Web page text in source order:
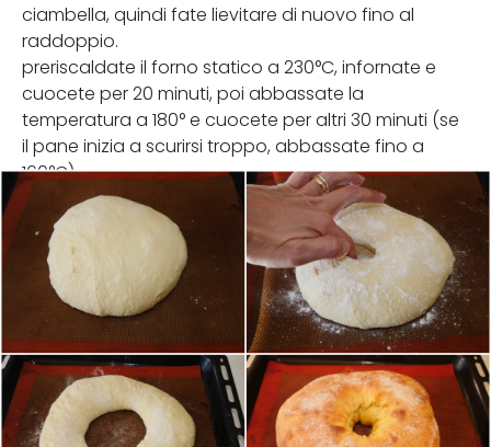
ciambella, quindi fate lievitare di nuovo fino al
raddoppio.
preriscaldate il forno statico a 230°C, infornate e
cuocete per 20 minuti, poi abbassate la
temperatura a 180° e cuocete per altri 30 minuti (se
il pane inizia a scurirsi troppo, abbassate fino a
160°C).